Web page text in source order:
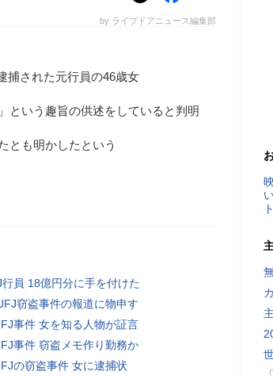
by ライブドアニュース編集部
捕された元行員の46歳女
という趣旨の供述をしていると判明
とも明かしたという
行員 18億円分に手を付けた
窃盗事件の報道に物申す
事件 女を知る人物が証言
事件 窃盗メモ作り勤務か
の窃盗事件 女に逮捕状